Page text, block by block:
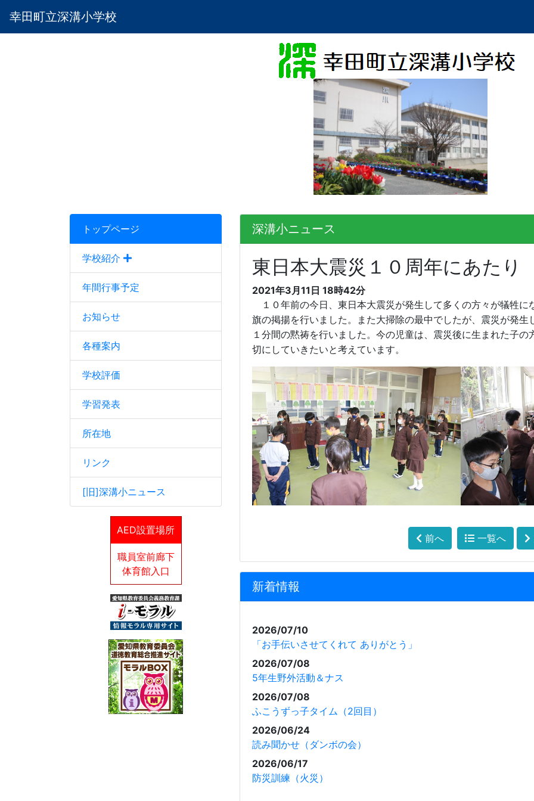
幸田町立深溝小学校
トップページ
学校紹介
年間行事予定
お知らせ
各種案内
学校評価
学習発表
所在地
リンク
[旧]深溝小ニュース
AED設置場所
職員室前廊下
体育館入口
深溝小ニュース
東日本大震災１０周年にあたり
2021年3月11日 18時42分
１０年前の今日、東日本大震災が発生して多くの方々が犠牲に
旗の掲揚を行いました。また大掃除の最中でしたが、震災が発
１分間の黙祷を行いました。今の児童は、震災後に生まれた子
切にしていきたいと考えています。
前へ 一覧へ
新着情報
2026/07/10
「お手伝いさせてくれて ありがとう」
2026/07/08
5年生野外活動＆ナス
2026/07/08
ふこうずっ子タイム（2回目）
2026/06/24
読み聞かせ（ダンボの会）
2026/06/17
防災訓練（火災）